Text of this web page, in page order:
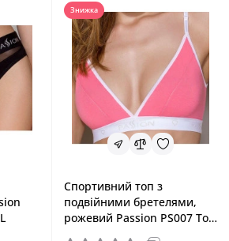
Знижка
Спортивний топ з
подвійними бретелями,
рожевий Passion PS007 Top